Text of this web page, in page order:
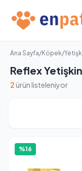
Ana Sayfa/Köpek/
Reflex
2 ürün listeleniyor
%16